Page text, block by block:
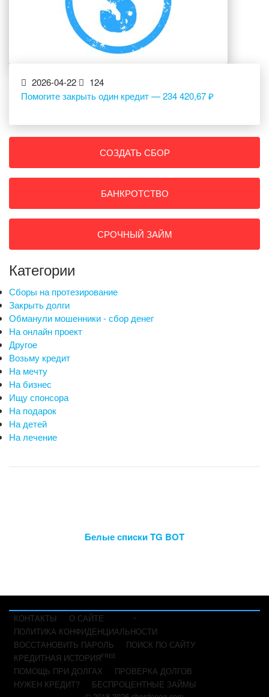
2026-04-22
124
Помогите закрыть один кредит — 234 420,67 ₽
СОЗДАТЬ СБОР
БАНКРОТСТВО
СРОЧНЫЙ ЗАЙМ
Категории
Сборы на протезирование
Закрыть долги
Обманули мошенники - сбор денег
На онлайн проект
Другое
Возьму кредит
На мечту
На бизнес
Ищу спонсора
На подарок
На детей
На лечение
Белые списки TG BOT
-
КОНТАКТЫ
О САЙТЕ
ПОЛИТИКА КОНФИДЕНЦИАЛЬНОСТИ
ВОССТАНОВИТЬ ПАРОЛЬ
ПОИСК ПО САЙТУ
КРЕДИТНАЯ ИСТОРИЯFREE
ПОМОЩЬ ПРИ ДОЛГАХ
ПРОВЕРКА ДОЛГОВ
НУЖЕН КРЕДИТ?
БЕСПРОЦЕНТНЫЕ ЗАЙМЫ